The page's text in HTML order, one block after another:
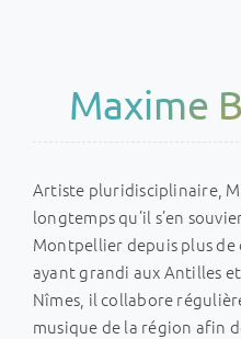
Maxime
Artiste pluridisciplinaire,
longtemps qu’il s’en
Montpellier depuis plus de
ayant grandi aux Antilles
Nîmes, il collabore
musique de la région afin